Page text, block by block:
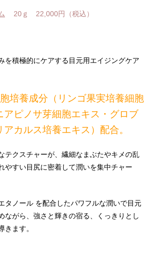
20ｇ 22,000円（税込）
を積極的にケアする目元用エイジングケア
培養成分（リンゴ果実培養細胞
アピノサ芽細胞エキス・グロブ
カルス培養エキス）配合。
テクスチャーが、繊細なまぶたやキメの乱
やすい目尻に密着して潤いを集中チャー
タノール を配合したパワフルな潤いで目元
ながら、強さと輝きの宿る、くっきりとし
きます。